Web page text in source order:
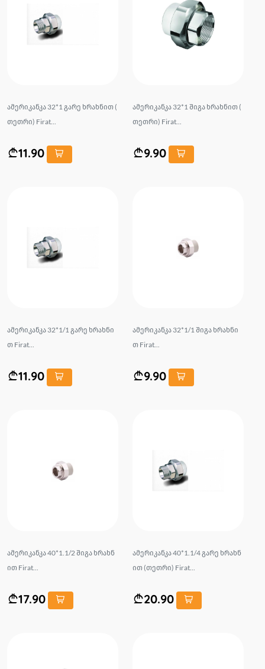
ამერიკანკა 32*1 გარე ხრახნით (
თეთრი) Firat...
11.90
ამერიკანკა 32*1 შიგა ხრახნით (
თეთრი) Firat...
9.90
ამერიკანკა 32*1/1 გარე ხრახნი
თ Firat...
11.90
ამერიკანკა 32*1/1 შიგა ხრახნი
თ Firat...
9.90
ამერიკანკა 40*1.1/2 შიგა ხრახნ
ით Firat...
17.90
ამერიკანკა 40*1.1/4 გარე ხრახნ
ით (თეთრი) Firat...
20.90